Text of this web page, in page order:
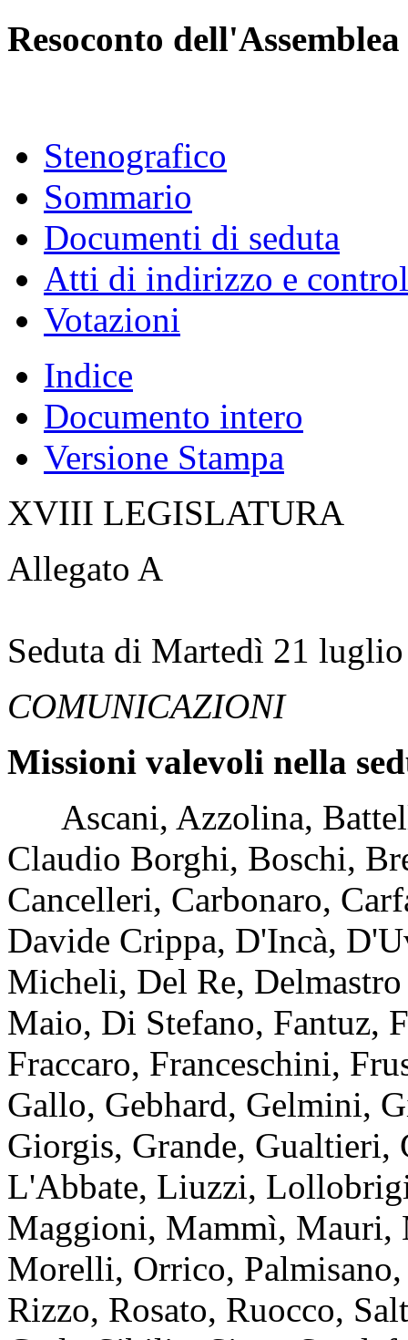
Resoconto dell'Assemblea
Stenografico
Sommario
Documenti di seduta
Atti di indirizzo e
Votazioni
Indice
Documento intero
Versione Stampa
XVIII LEGISLATURA
Allegato A
Seduta di Martedì 21
COMUNICAZIONI
Missioni valevoli nella
Ascani, Azzolina,
Claudio Borghi, Boschi,
Cancelleri, Carbonaro,
Davide Crippa, D'Incà,
Micheli, Del Re,
Maio, Di Stefano, Fantuz,
Fraccaro, Franceschini,
Gallo, Gebhard, Gelmini,
Giorgis, Grande,
L'Abbate, Liuzzi,
Maggioni, Mammì, Mauri,
Morelli, Orrico,
Rizzo, Rosato, Ruocco,